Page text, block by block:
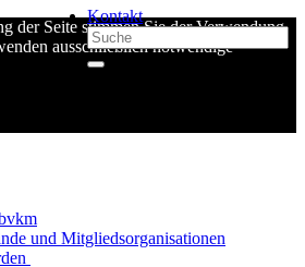
der Seite stimmen Sie der Verwendung
ausschließlich notwendige
Kontakt
und Mitgliedsorganisationen